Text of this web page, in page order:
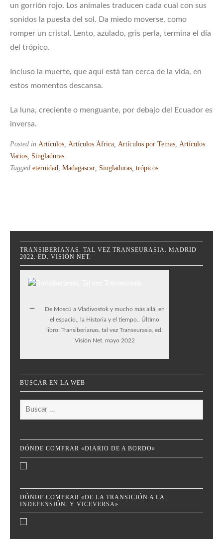
un gorrión rojo. Los animales traducen cada cual con sus
sonidos la puesta del sol. Da miedo moverse, como
romper un cristal. Lento, azulado, gris perla, termina el día
del trópico.
Incluso la muerte, que aquí está tan cerca de la vida, en
estos momentos descansa.
La luna, creciente o menguante, por debajo del Ecuador es
inversa.
Posted in Artículos Artículos África Artículos por Temas Artículos
Varios Singladuras
Tagged eternidad Madagascar Singladuras trópicos
TRANSIBERIANAS. TAL VEZ TRANSEURASIA. MADRID
2022. ED. VISIÓN NET.
De Moscú a Vladivostok y mucho más allá, en
el espacio,, la Historia y el tiempo.. Último
libro: Transiberianas. tal vez Transeurasia. ed.
Visión Net. mayo 2022
BUSCAR EN LA WEB
Buscar:
DÓNDE COMPRAR «DIARIO DE A BORDO»
DÓNDE COMPRAR «DE LA TRANSICIÓN A LA
INDEFENSIÓN. Y VICEVERSA»